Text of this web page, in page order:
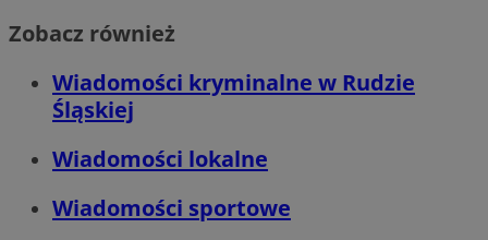
Zobacz również
Wiadomości kryminalne w Rudzie
Śląskiej
Wiadomości lokalne
Wiadomości sportowe